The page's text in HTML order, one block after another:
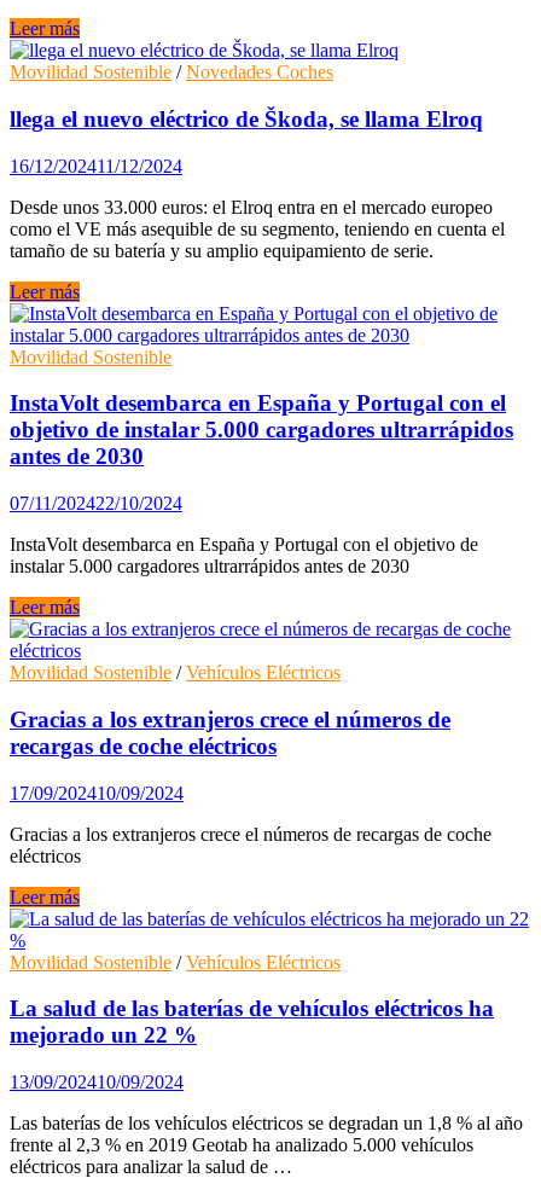
Vuelve
el
Topolino
Fiat
Leer más
Movilidad Sostenible /Novedades Coches
llega el nuevo eléctrico de Škoda, se llama Elroq
16/12/202411/12/2024
Desde unos 33.000 euros: el Elroq entra en el mercado europeo
como el VE más asequible de su segmento, teniendo en cuenta el
tamaño de su batería y su amplio equipamiento de serie.
llega
el
nuevo
eléctrico
Škoda,
se
llama
Elroq
Leer más
Movilidad Sostenible
InstaVolt desembarca en España y Portugal con el
objetivo de instalar 5.000 cargadores ultrarrápidos
antes de 2030
07/11/202422/10/2024
InstaVolt desembarca en España y Portugal con el objetivo de
instalar 5.000 cargadores ultrarrápidos antes de 2030
InstaVolt
desembarca
en
España
Portugal
con
el
de
instalar
5.000
cargadores
ultrarrápidos
antes
de
2030
Leer más
Movilidad Sostenible /Vehículos Eléctricos
Gracias a los extranjeros crece el números de
recargas de coche eléctricos
17/09/202410/09/2024
Gracias a los extranjeros crece el números de recargas de coche
eléctricos
Gracias
a
los
extranjeros
el
números
de
de
coche
eléctricos
Leer más
Movilidad Sostenible /Vehículos Eléctricos
La salud de las baterías de vehículos eléctricos ha
mejorado un 22 %
13/09/202410/09/2024
Las baterías de los vehículos eléctricos se degradan un 1,8 % al año
frente al 2,3 % en 2019 Geotab ha analizado 5.000 vehículos
eléctricos para analizar la salud de …